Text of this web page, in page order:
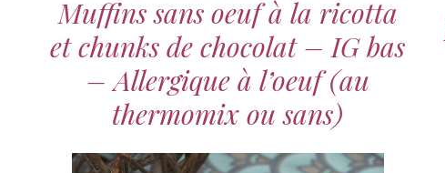
Muffins sans oeuf à la ricotta
et chunks de chocolat – IG bas
– Allergique à l’oeuf (au
thermomix ou sans)